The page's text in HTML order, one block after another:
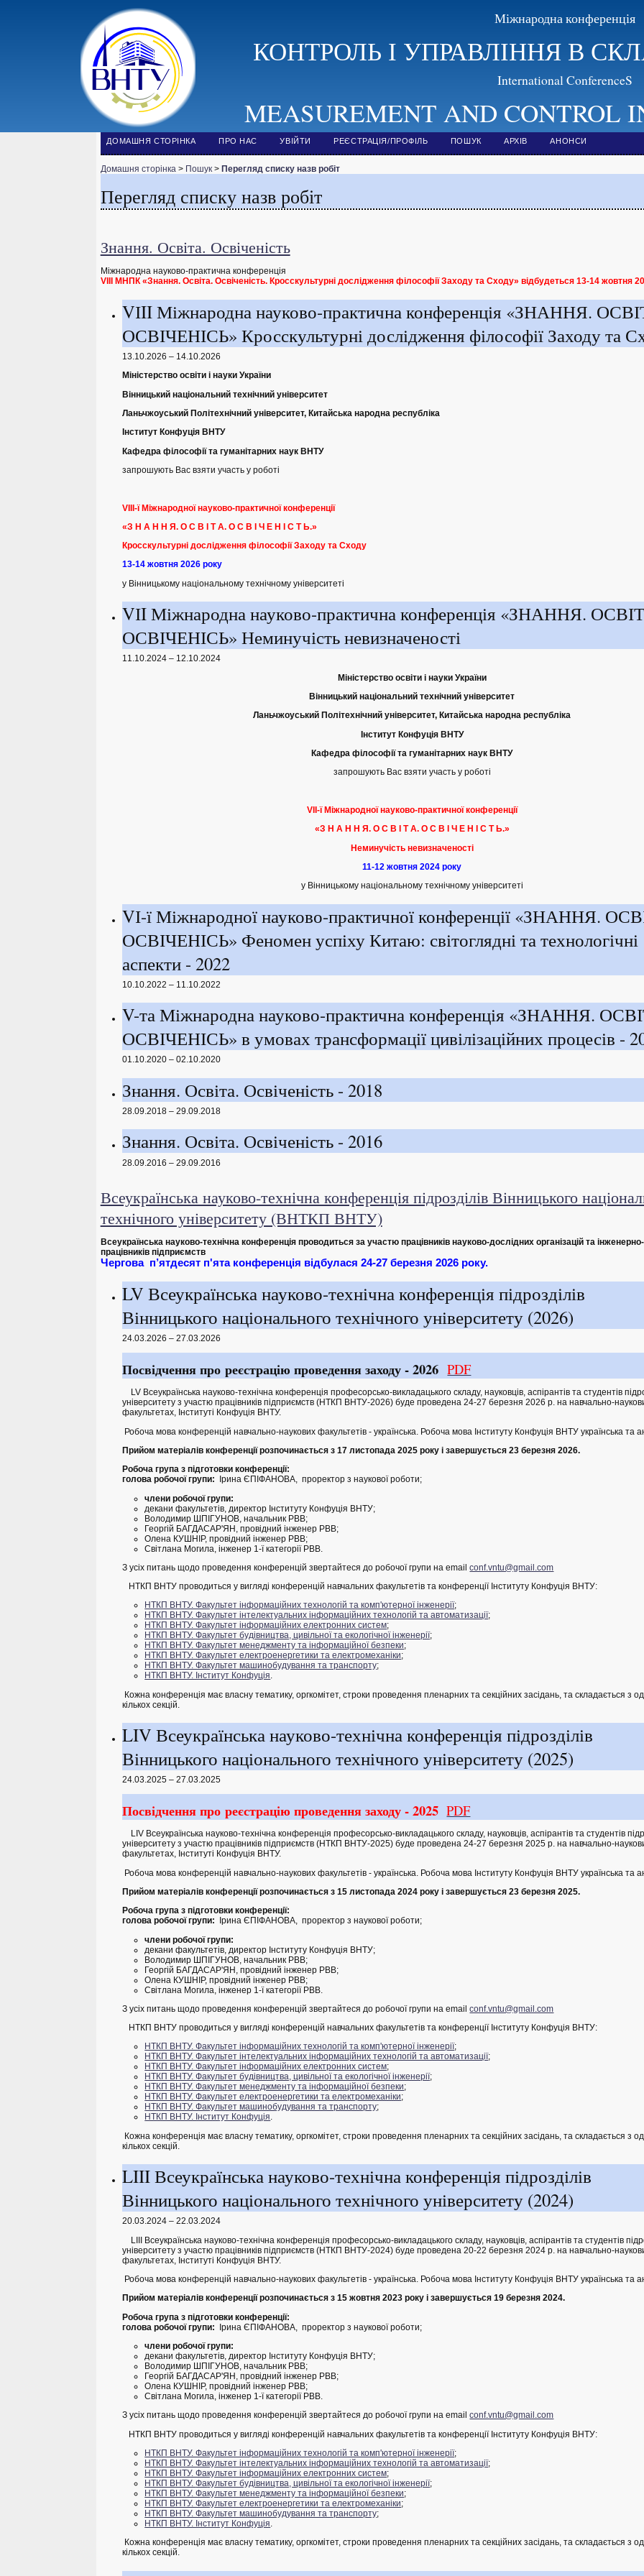
Міжнародна конференція
КОНТРОЛЬ І УПРАВЛІННЯ В
International ConferenceS
MEASUREMENT AND CONTROL
ДОМАШНЯ СТОРІНКА ПРО НАС УВІЙТИ РЕЄСТРАЦІЯ/ПРОФІЛЬ ПОШУК АРХІВ АНОНСИ
Домашня сторінка> Пошук> Перегляд списку назв робіт
Перегляд списку назв робіт
Знання. Освіта. Освіченість
Міжнародна науково-практична конференція
VIII МНПК «Знання. Освіта. Освіченість. Кросскультурні дослідження філософії Заходу та Сходу» відбудеться 13-14 жовтня
VІII Міжнародна науково-практична конференція «ЗНАННЯ.
ОСВІЧЕНІСЬ» Кросскультурні дослідження філософії Заходу та
13.10.2026 – 14.10.2026
Міністерство освіти і науки України
Вінницький національний технічний університет
Ланьчжоуський Політехнічний університет, Китайська народна республіка
Інститут Конфуція ВНТУ
Кафедра філософії та гуманітарних наук ВНТУ
запрошують Вас взяти участь у роботі
VIII-ї Міжнародної науково-практичної конференції
«З Н А Н Н Я. О С В І Т А. О С В І Ч Е Н І С Т Ь.»
Кросскультурні дослідження філософії Заходу та Сходу
13-14 жовтня 2026 року
у Вінницькому національному технічному університеті
VІI Міжнародна науково-практична конференція «ЗНАННЯ.
ОСВІЧЕНІСЬ» Неминучість невизначеності
11.10.2024 – 12.10.2024
Міністерство освіти і науки України
Вінницький національний технічний університет
Ланьчжоуський Політехнічний університет, Китайська народна республіка
Інститут Конфуція ВНТУ
Кафедра філософії та гуманітарних наук ВНТУ
запрошують Вас взяти участь у роботі
VII-ї Міжнародної науково-практичної конференції
«З Н А Н Н Я. О С В І Т А. О С В І Ч Е Н І С Т Ь.»
Неминучість невизначеності
11-12 жовтня 2024 року
у Вінницькому національному технічному університеті
VІ-ї Міжнародної науково-практичної конференції «ЗНАННЯ.
ОСВІЧЕНІСЬ» Феномен успіху Китаю: світоглядні та технологічні
аспекти - 2022
10.10.2022 – 11.10.2022
V-та Міжнародна науково-практична конференція «ЗНАННЯ.
ОСВІЧЕНІСЬ» в умовах трансформації цивілізаційних процесів -
01.10.2020 – 02.10.2020
Знання. Освіта. Освіченість - 2018
28.09.2018 – 29.09.2018
Знання. Освіта. Освіченість - 2016
28.09.2016 – 29.09.2016
Всеукраїнська науково-технічна конференція підрозділів Вінницького
технічного університету (ВНТКП ВНТУ)
Всеукраїнська науково-технічна конференція проводиться за участю працівників науково-дослідних організацій та
працівників підприємств
Чергова п’ятдесят п'ятаконференція відбулася 24-27 березня 2026 року.
LV Всеукраїнська науково-технічна конференція підрозділів
Вінницького національного технічного університету (2026)
24.03.2026 – 27.03.2026
Посвідчення про реєстрацію проведення заходу - 2026 PDF
LV Всеукраїнська науково-технічна конференція професорсько-викладацького складу, науковців, аспірантів та студентів
університету з участю працівників підприємств (НТКП ВНТУ-2026) буде проведена 24-27 березня 2026 р. на навчально-
факультетах, Інституті Конфуція ВНТУ.
Робоча мова конференцій навчально-наукових факультетів - українська. Робоча мова Інституту Конфуція ВНТУ українська та
Прийом матеріалів конференції розпочинається з 17 листопада 2025 року і завершується 23 березня 2026.
Робоча група з підготовки конференції:
голова робочої групи:
Ірина ЄПІФАНОВА, проректор з наукової роботи;
члени робочої групи:
декани факультетів, директор Інституту Конфуція ВНТУ;
Володимир ШПІГУНОВ, начальник РВВ;
Георгій БАГДАСАР'ЯН, провідний інженер РВВ;
Олена КУШНІР, провідний інженер РВВ;
Світлана Могила, інженер 1-ї категорії РВВ.
З усіх питань щодо проведення конференцій звертайтеся до робочої групи на emailconf.vntu@gmail.com
НТКП ВНТУ проводиться у вигляді конференцій навчальних факультетів та конференції Інституту Конфуція ВНТУ:
НТКП ВНТУ. Факультет інформаційних технологій та комп'ютерної інженерії;
НТКП ВНТУ. Факультет інтелектуальних інформаційних технологій та автоматизації;
НТКП ВНТУ. Факультет інформаційних електронних систем;
НТКП ВНТУ.Факультет будівництва, цивільної та екологічної інженерії;
НТКП ВНТУ. Факультет менеджменту та інформаційної безпеки;
НТКП ВНТУ. Факультет електроенергетики та електромеханіки;
НТКП ВНТУ. Факультет машинобудування та транспорту;
НТКП ВНТУ. Інститут Конфуція.
Кожна конференція має власну тематику, оргкомітет, строки проведення пленарних та секційних засідань, та складається з
кількох секцій.
LIV Всеукраїнська науково-технічна конференція підрозділів
Вінницького національного технічного університету (2025)
24.03.2025 – 27.03.2025
Посвідчення про реєстрацію проведення заходу - 2025 PDF
LIV Всеукраїнська науково-технічна конференція професорсько-викладацького складу, науковців, аспірантів та студентів
університету з участю працівників підприємств (НТКП ВНТУ-2025) буде проведена 24-27 березня 2025 р. на навчально-
факультетах, Інституті Конфуція ВНТУ.
Робоча мова конференцій навчально-наукових факультетів - українська. Робоча мова Інституту Конфуція ВНТУ українська та
Прийом матеріалів конференції розпочинається з 15 листопада 2024 року і завершується 23 березня 2025.
Робоча група з підготовки конференції:
голова робочої групи:
Ірина ЄПІФАНОВА, проректор з наукової роботи;
члени робочої групи:
декани факультетів, директор Інституту Конфуція ВНТУ;
Володимир ШПІГУНОВ, начальник РВВ;
Георгій БАГДАСАР'ЯН, провідний інженер РВВ;
Олена КУШНІР, провідний інженер РВВ;
Світлана Могила, інженер 1-ї категорії РВВ.
З усіх питань щодо проведення конференцій звертайтеся до робочої групи на emailconf.vntu@gmail.com
НТКП ВНТУ проводиться у вигляді конференцій навчальних факультетів та конференції Інституту Конфуція ВНТУ:
НТКП ВНТУ. Факультет інформаційних технологій та комп'ютерної інженерії;
НТКП ВНТУ. Факультет інтелектуальних інформаційних технологій та автоматизації;
НТКП ВНТУ. Факультет інформаційних електронних систем;
НТКП ВНТУ.Факультет будівництва, цивільної та екологічної інженерії;
НТКП ВНТУ. Факультет менеджменту та інформаційної безпеки;
НТКП ВНТУ. Факультет електроенергетики та електромеханіки;
НТКП ВНТУ. Факультет машинобудування та транспорту;
НТКП ВНТУ. Інститут Конфуція.
Кожна конференція має власну тематику, оргкомітет, строки проведення пленарних та секційних засідань, та складається з
кількох секцій.
LIII Всеукраїнська науково-технічна конференція підрозділів
Вінницького національного технічного університету (2024)
20.03.2024 – 22.03.2024
LIII Всеукраїнська науково-технічна конференція професорсько-викладацького складу, науковців, аспірантів та студентів
університету з участю працівників підприємств (НТКП ВНТУ-2024) буде проведена 20-22 березня 2024 р. на навчально-
факультетах, Інституті Конфуція ВНТУ.
Робоча мова конференцій навчально-наукових факультетів - українська. Робоча мова Інституту Конфуція ВНТУ українська та
Прийом матеріалів конференції розпочинається з 15 жовтня 2023 року і завершується 19 березня 2024.
Робоча група з підготовки конференції:
голова робочої групи: Ірина ЄПІФАНОВА, проректор з наукової роботи;
члени робочої групи:
декани факультетів, директор Інституту Конфуція ВНТУ;
Володимир ШПІГУНОВ, начальник РВВ;
Георгій БАГДАСАР'ЯН, провідний інженер РВВ;
Олена КУШНІР, провідний інженер РВВ;
Світлана Могила, інженер 1-ї категорії РВВ.
З усіх питань щодо проведення конференцій звертайтеся до робочої групи на emailconf.vntu@gmail.com
НТКП ВНТУ проводиться у вигляді конференцій навчальних факультетів та конференції Інституту Конфуція ВНТУ:
НТКП ВНТУ. Факультет інформаційних технологій та комп'ютерної інженерії;
НТКП ВНТУ. Факультет інтелектуальних інформаційних технологій та автоматизації;
НТКП ВНТУ. Факультет інформаційних електронних систем;
НТКП ВНТУ.Факультет будівництва, цивільної та екологічної інженерії;
НТКП ВНТУ. Факультет менеджменту та інформаційної безпеки;
НТКП ВНТУ. Факультет електроенергетики та електромеханіки;
НТКП ВНТУ. Факультет машинобудування та транспорту;
НТКП ВНТУ. Інститут Конфуція.
Кожна конференція має власну тематику, оргкомітет, строки проведення пленарних та секційних засідань, та складається з
кількох секцій.